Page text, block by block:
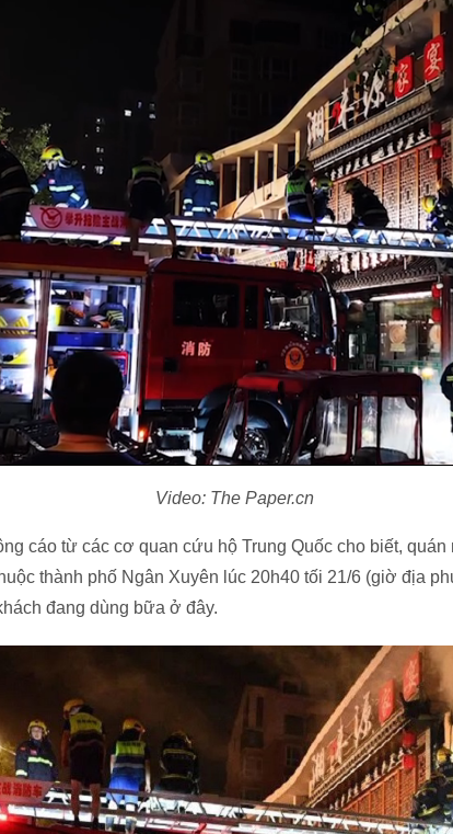
Video: The Paper.cn
cáo từ các cơ quan cứu hộ Trung Quốc cho biết,
thành phố Ngân Xuyên lúc 20h40 tối 21/6 (giờ địa
đang dùng bữa ở đây.